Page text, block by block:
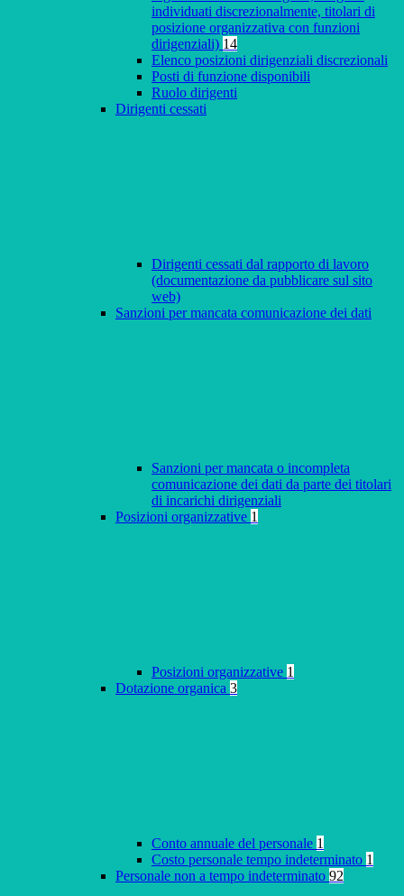
individuati discrezionalmente, titolari di
posizione organizzativa con funzioni
dirigenziali) 14
Elenco posizioni dirigenziali discrezionali
Posti di funzione disponibili
Ruolo dirigenti
Dirigenti cessati
Dirigenti cessati dal rapporto di lavoro
(documentazione da pubblicare sul sito
web)
Sanzioni per mancata comunicazione dei dati
Sanzioni per mancata o incompleta
comunicazione dei dati da parte dei titolari
di incarichi dirigenziali
Posizioni organizzative 1
Posizioni organizzative 1
Dotazione organica 3
Conto annuale del personale 1
Costo personale tempo indeterminato 1
Personale non a tempo indeterminato 92